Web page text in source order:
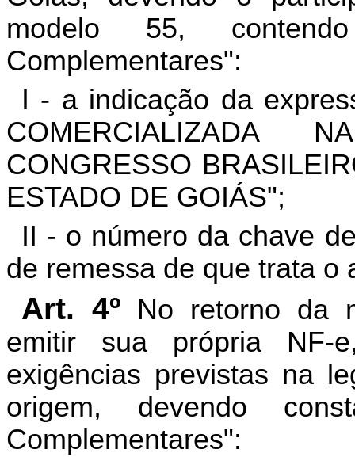
modelo 55,
Complementares":
I - a indicação da
COMERCIALIZADA
CONGRESSO
ESTADO DE GOIÁS";
II - o número da chave
de remessa de que trata o
Art. 4º
No retorno da
emitir sua própria NF-
exigências previstas na
origem, devendo
Complementares":